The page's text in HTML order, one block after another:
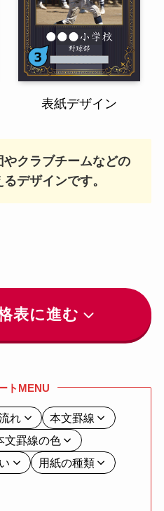
表紙デザイン
やクラブチームなどの
デザインです。
表に進む
トMENU
れ
本文罫線
文罫線の色
用紙の種類